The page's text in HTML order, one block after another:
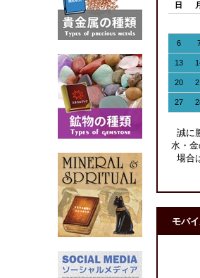
日 月
6
13
20
27
誠に
水・
場合
モバ